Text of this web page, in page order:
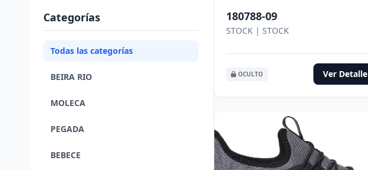
Categorías
Todas las categorías
BEIRA RIO
MOLECA
PEGADA
BEBECE
180788-09
STOCK | STOCK
OCULTO Ver Detalle